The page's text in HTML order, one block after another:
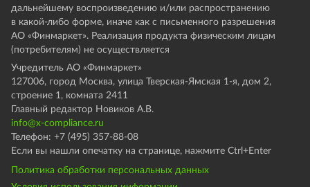
дальнейшему воспроизведению и/или распространению
в какой-либо форме, иначе как с письменного разрешения
АО «Финмаркет». Реализация продукта физическим лицам
(потребителям) не осуществляется
Учредитель АО «Финмаркет»
127006, город Москва, улица Тверская-Ямская 1-я, дом 2,
строение 1, комната 2411
Главный редактор Новиков А.В.
info@x-compliance.ru
Телефон: +7 (495) 357-88-08
Если вы нашли опечатку на странице, нажмите Ctrl+Enter
Политика обработки персональных данных